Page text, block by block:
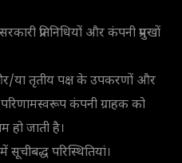
प्रतिनिधियों और कंपनी प्रमुखों
या तृतीय पक्ष के उपकरणों और
कंपनी ग्राहक को
हो जाती है।
परिस्थितियां।